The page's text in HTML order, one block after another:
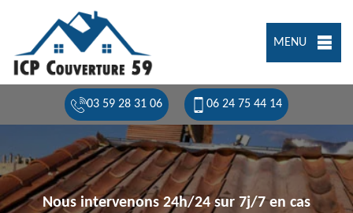
MENU
03 59 28 31 06 06 24 75 44 14
Nous intervenons 24h/24 sur 7j/7 en cas